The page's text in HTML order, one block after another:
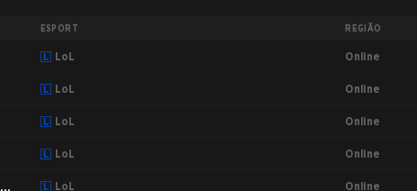
ESPORT REGIÃO
LoL Online
LoL Online
LoL Online
LoL Online
LoL Online